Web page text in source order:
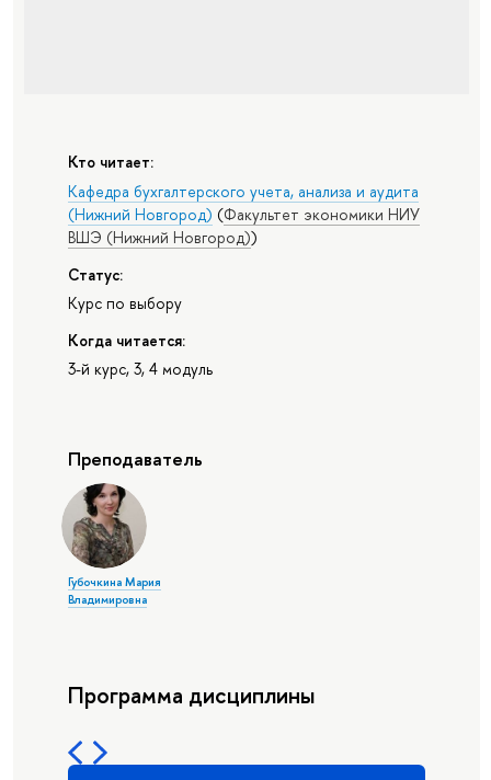
Кто читает:
Кафедра бухгалтерского учета, анализа и аудита
(Нижний Новгород) (Факультет экономики НИУ
ВШЭ (Нижний Новгород))
Статус:
Курс по выбору
Когда читается:
3-й курс, 3, 4 модуль
Преподаватель
Губочкина Мария
Владимировна
Программа дисциплины